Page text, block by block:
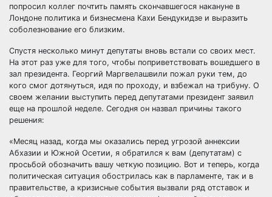
попросил коллег почтить память скончавшегося накануне в
Лондоне политика и бизнесмена Кахи Бендукидзе и выразить
соболезнование его близким.
Спустя несколько минут депутаты вновь встали со своих мест.
На этот раз уже для того, чтобы поприветствовать вошедшего в
зал президента. Георгий Маргвелашвили пожал руки тем, до
кого смог дотянуться, идя по проходу, и взбежал на трибуну. О
своем желании выступить перед депутатами президент заявил
еще на прошлой неделе. Сегодня он назвал причины такого
решения:
«Месяц назад, когда мы оказались перед угрозой аннексии
Абхазии и Южной Осетии, я обратился к вам (депутатам) с
просьбой обозначить вашу четкую позицию. Вот и теперь, когда
политическая ситуация обострилась как в парламенте, так и в
правительстве, а кризисные события вызвали ряд отставок и